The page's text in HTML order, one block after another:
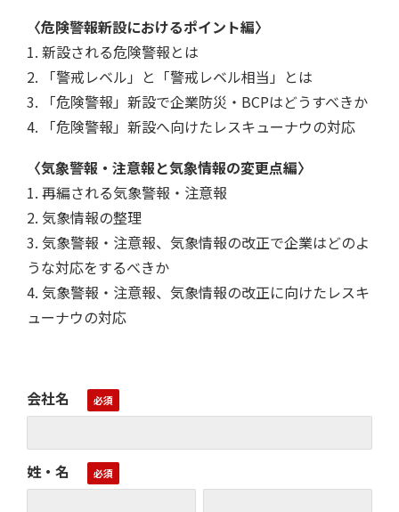
〈危険警報新設におけるポイント編〉
1. 新設される危険警報とは
2. 「警戒レベル」と「警戒レベル相当」とは
3. 「危険警報」新設で企業防災・BCPはどうすべきか
4. 「危険警報」新設へ向けたレスキューナウの対応
〈気象警報・注意報と気象情報の変更点編〉
1. 再編される気象警報・注意報
2. 気象情報の整理
3. 気象警報・注意報、気象情報の改正で企業はどのよ
うな対応をするべきか
4. 気象警報・注意報、気象情報の改正に向けたレスキ
ューナウの対応
会社名
姓・名